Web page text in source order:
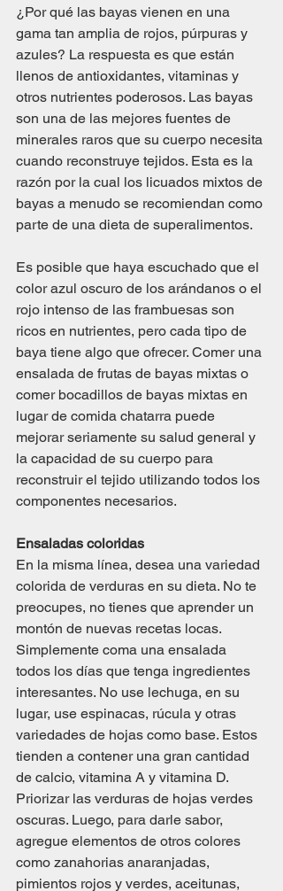
¿Por qué las bayas vienen en una
gama tan amplia de rojos, púrpuras y
azules? La respuesta es que están
llenos de antioxidantes, vitaminas y
otros nutrientes poderosos. Las bayas
son una de las mejores fuentes de
minerales raros que su cuerpo necesita
cuando reconstruye tejidos. Esta es la
razón por la cual los licuados mixtos de
bayas a menudo se recomiendan como
parte de una dieta de superalimentos.
Es posible que haya escuchado que el
color azul oscuro de los arándanos o el
rojo intenso de las frambuesas son
ricos en nutrientes, pero cada tipo de
baya tiene algo que ofrecer. Comer una
ensalada de frutas de bayas mixtas o
comer bocadillos de bayas mixtas en
lugar de comida chatarra puede
mejorar seriamente su salud general y
la capacidad de su cuerpo para
reconstruir el tejido utilizando todos los
componentes necesarios.
Ensaladas coloridas
En la misma línea, desea una variedad
colorida de verduras en su dieta. No te
preocupes, no tienes que aprender un
montón de nuevas recetas locas.
Simplemente coma una ensalada
todos los días que tenga ingredientes
interesantes. No use lechuga, en su
lugar, use espinacas, rúcula y otras
variedades de hojas como base. Estos
tienden a contener una gran cantidad
de calcio, vitamina A y vitamina D.
Priorizar las verduras de hojas verdes
oscuras. Luego, para darle sabor,
agregue elementos de otros colores
como zanahorias anaranjadas,
pimientos rojos y verdes, aceitunas,